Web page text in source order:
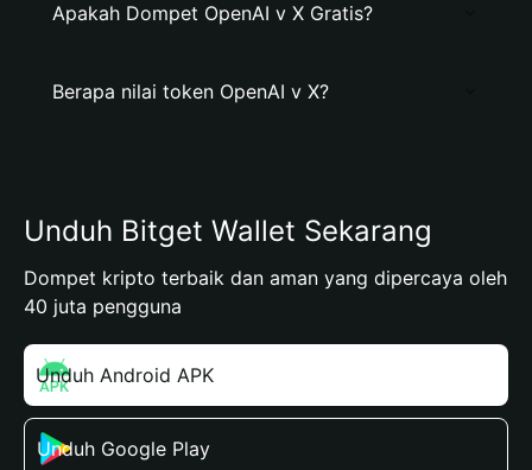
Apakah Dompet OpenAI v X Gratis?
Berapa nilai token OpenAI v X?
Unduh Bitget Wallet Sekarang
Dompet kripto terbaik dan aman yang dipercaya oleh
40 juta pengguna
Unduh Android APK
Unduh Google Play